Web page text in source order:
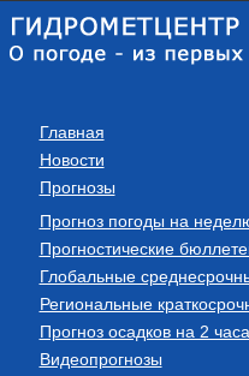
Главная
Новости
Прогнозы
Прогноз погоды на
Прогностические
Глобальные
Региональные
Прогноз осадков на 2
Видеопрогнозы